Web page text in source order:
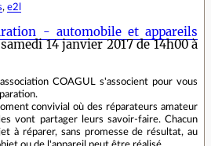
, e2l
- automobile et appareils
14 janvier 2017 de 14h00 à
COAGUL s'associent pour vous
convivial où des réparateurs amateur
vont partager leurs savoir-faire. Chacun
à réparer, sans promesse de résultat, au